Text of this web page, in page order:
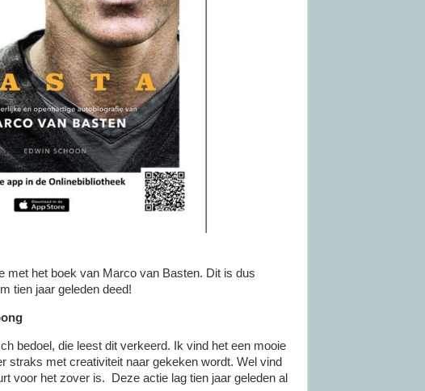
met het boek van Marco van Basten. Dit is dus
tien jaar geleden deed!
bedoel, die leest dit verkeerd. Ik vind het een mooie
straks met creativiteit naar gekeken wordt. Wel vind
voor het zover is. Deze actie lag tien jaar geleden al